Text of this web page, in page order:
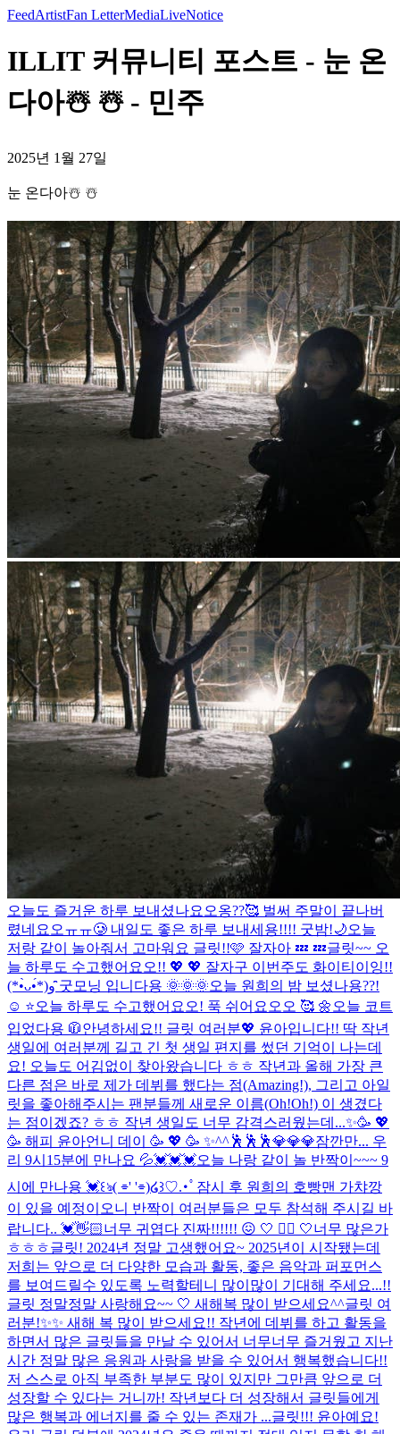
FeedArtistFan LetterMediaLiveNotice
ILLIT 커뮤니티 포스트 - 눈 온
다아☃️ ☃️ - 민주
2025년 1월 27일
눈 온다아☃️ ☃️
오늘도 즐거운 하루 보내셨나요오옹??🥰 벌써 주말이 끝나버
렸네요오ㅠㅠ🥲 내일도 좋은 하루 보내세용!!!! 굿밤!🌙오늘
저랑 같이 놀아줘서 고마워요 글릿!!🩷 잘자아 💤 💤글릿~~ 오
늘 하루도 수고했어요오!! 💖 💖 잘자구 이번주도 화이티이잉!!‎⁦‪‎⁦‪
(*•̀ᴗ•́*)و ̑̑굿모닝 입니다용 🌞🌞🌞오늘 원희의 밤 보셨나용??!
☺️ ⭐오늘 하루도 수고했어요오! 푹 쉬어요오오 🥰 🌼 오늘 코트
입었다용 🧥안녕하세요!! 글릿 여러분💖 윤아입니다!! 딱 작년
생일에 여러분께 길고 긴 첫 생일 편지를 썼던 기억이 나는데
요! 오늘도 어김없이 찾아왔습니다 ㅎㅎ 작년과 올해 가장 큰
다른 점은 바로 제가 데뷔를 했다는 점(Amazing!), 그리고 아일
릿을 좋아해주시는 팬분들께 새로운 이름(Oh!Oh!) 이 생겼다
는 점이겠죠? ㅎㅎ 작년 생일도 너무 감격스러웠는데...✨🥳 💖
🥳 해피 윤아언니 데이 🥳 💖 🥳 ✨^^🕺🕺🕺💎💎💎잠깐만... 우
리 9시15분에 만나요 💦💓💓💓오늘 나랑 같이 놀 반짝이~~~ 9
시에 만나용 💓꒰ঌ( ⌯' '⌯)໒꒱♡.･ﾟ 잠시 후 원희의 호빵맨 가챠깡
이 있을 예정이오니 반짝이 여러분들은 모두 참석해 주시길 바
랍니다.. 💓👋🏻너무 귀엽다 진짜!!!!!! 😖 🤍 🤦‍♀️ 🤍너무 많은가
ㅎㅎㅎ글릿! 2024년 정말 고생했어요~ 2025년이 시작됐는데
저희는 앞으로 더 다양한 모습과 활동, 좋은 음악과 퍼포먼스
를 보여드릴수 있도록 노력할테니 많이많이 기대해 주세요...!!
글릿 정말정말 사랑해요~~ 🤍 새해복 많이 받으세요^^글릿 여
러분!✨✨ 새해 복 많이 받으세요!! 작년에 데뷔를 하고 활동을
하면서 많은 글릿들을 만날 수 있어서 너무너무 즐거웠고 지난
시간 정말 많은 응원과 사랑을 받을 수 있어서 행복했습니다!!
저 스스로 아직 부족한 부분도 많이 있지만 그만큼 앞으로 더
성장할 수 있다는 거니까! 작년보다 더 성장해서 글릿들에게
많은 행복과 에너지를 줄 수 있는 존재가 ...글릿!!! 윤아예요!